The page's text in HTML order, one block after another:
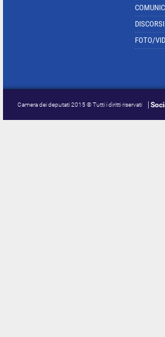
DISCORSI
FOTO/
Camera dei deputati 2015 © Tutti i diritti riservati